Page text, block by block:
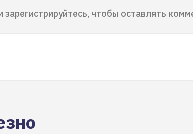
зарегистрируйтесь, чтобы оставлять